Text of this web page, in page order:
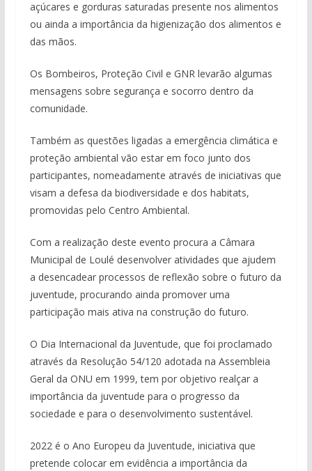
açúcares e gorduras saturadas presente nos alimentos
ou ainda a importância da higienização dos alimentos e
das mãos.
Os Bombeiros, Proteção Civil e GNR levarão algumas
mensagens sobre segurança e socorro dentro da
comunidade.
Também as questões ligadas a emergência climática e
proteção ambiental vão estar em foco junto dos
participantes, nomeadamente através de iniciativas que
visam a defesa da biodiversidade e dos habitats,
promovidas pelo Centro Ambiental.
Com a realização deste evento procura a Câmara
Municipal de Loulé desenvolver atividades que ajudem
a desencadear processos de reflexão sobre o futuro da
juventude, procurando ainda promover uma
participação mais ativa na construção do futuro.
O Dia Internacional da Juventude, que foi proclamado
através da Resolução 54/120 adotada na Assembleia
Geral da ONU em 1999, tem por objetivo realçar a
importância da juventude para o progresso da
sociedade e para o desenvolvimento sustentável.
2022 é o Ano Europeu da Juventude, iniciativa que
pretende colocar em evidência a importância da